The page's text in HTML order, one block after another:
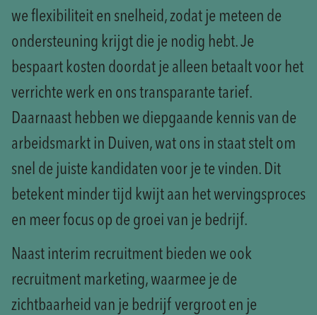
we flexibiliteit en snelheid, zodat je meteen de
ondersteuning krijgt die je nodig hebt. Je
bespaart kosten doordat je alleen betaalt voor het
verrichte werk en ons transparante tarief.
Daarnaast hebben we diepgaande kennis van de
arbeidsmarkt in Duiven, wat ons in staat stelt om
snel de juiste kandidaten voor je te vinden. Dit
betekent minder tijd kwijt aan het wervingsproces
en meer focus op de groei van je bedrijf.
Naast interim recruitment bieden we ook
recruitment marketing, waarmee je de
zichtbaarheid van je bedrijf vergroot en je